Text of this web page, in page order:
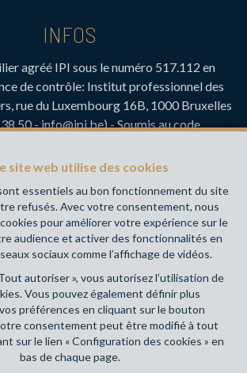
site web utilise des cookies
essentiels au bon fonctionnement du site
refusés. Avec votre consentement, nous
pour améliorer votre expérience sur le
audience et activer des fonctionnalités en
sociaux comme l’affichage de vidéos.
autoriser », vous autorisez l’utilisation de
Vous pouvez également définir plus
préférences en cliquant sur le bouton
consentement peut être modifié à tout
sur le lien « Configuration des cookies » en
bas de chaque page.
INFOS
agréé IPI sous le numéro 517.112 en
de contrôle: Institut professionnel des
rue du Luxembourg 16B, 1000 Bruxelles
50 - info@ipi.be) - Soumis aucode
et cautionnement via AXA Belgium SA,
pour les activités réalisées en Belgique
de référence sur Namur et en
Wallonie !
du site
la vie privée